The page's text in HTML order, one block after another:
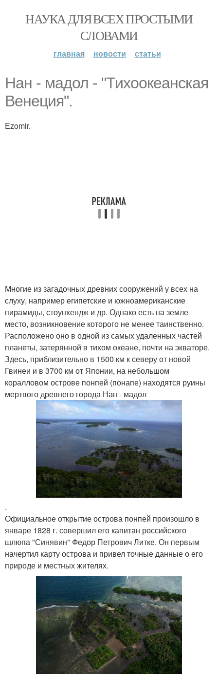
НАУКА ДЛЯ ВСЕХ ПРОСТЫМИ
СЛОВАМИ
главная новости статьи
Нан - мадол - "Тихоокеанская
Венеция".
Ezomir.
Многие из загадочных древних сооружений у всех на
слуху, например египетские и южноамериканские
пирамиды, стоунхендж и др. Однако есть на земле
место, возникновение которого не менее таинственно.
Расположено оно в одной из самых удаленных частей
планеты, затерянной в тихом океане, почти на экваторе.
Здесь, приблизительно в 1500 км к северу от новой
Гвинеи и в 3700 км от Японии, на небольшом
коралловом острове понпей (понапе) находятся руины
мертвого древнего города Нан - мадол
.
Официальное открытие острова понпей произошло в
январе 1828 г. совершил его капитан российского
шлюпа "Синявин" Федор Петрович Литке. Он первым
начертил карту острова и привел точные данные о его
природе и местных жителях.